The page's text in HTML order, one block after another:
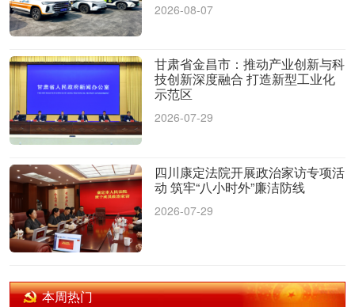
2026-08-07
甘肃省金昌市：推动产业创新与科
技创新深度融合 打造新型工业化
示范区
2026-07-29
四川康定法院开展政治家访专项活
动 筑牢“八小时外”廉洁防线
2026-07-29
本周热门